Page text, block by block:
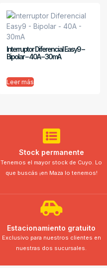
Interruptor Diferencial Easy9 –
Bipolar – 40A – 30mA
Leer más
Stock permanente
Tenemos el mayor stock de Cuyo. Lo
que buscás ¡en Maza lo tenemos!
Estacionamiento gratuito
Exclusivo para nuestros clientes en
nuestras dos sucursales.